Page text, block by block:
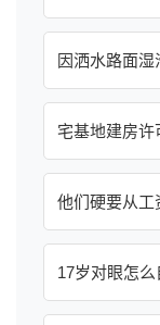
因洒水路面
宅基地建房许
他们硬要从工
17岁对眼怎么